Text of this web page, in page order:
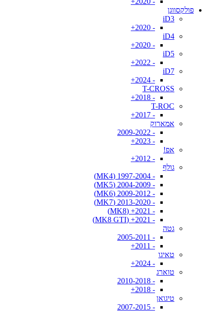
פולקסווגן
iD3
- 2020+
iD4
- 2020+
iD5
- 2022+
iD7
- 2024+
T-CROSS
- 2018+
T-ROC
- 2017+
אמארוק
- 2009-2022
- 2023+
אפ!
- 2012+
גולף
- 1997-2004 (MK4)
- 2004-2009 (MK5)
- 2009-2012 (MK6)
- 2013-2020 (MK7)
- 2021+ (MK8)
- 2021+ (MK8 GTI)
גטה
- 2005-2011
- 2011+
טאיגו
- 2024+
טוארג
- 2010-2018
- 2018+
טיגואן
- 2007-2015